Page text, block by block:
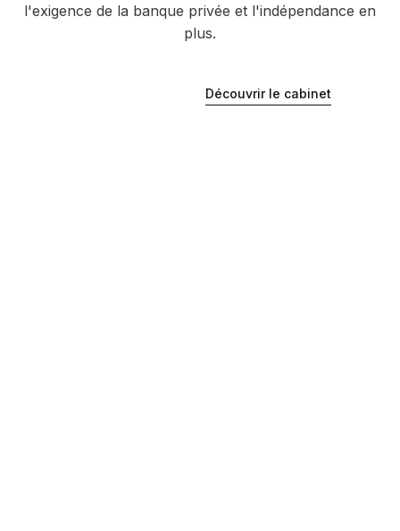
l'exigence de la banque privée et l'indépendance en
plus.
Découvrir le cabinet